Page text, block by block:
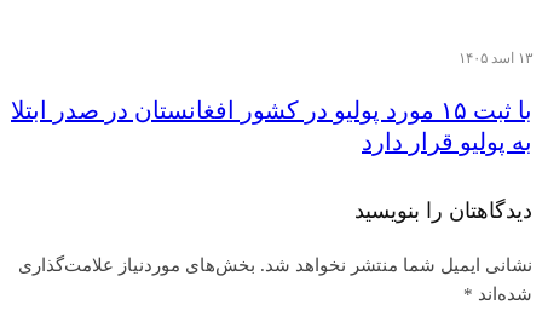
۱۳ اسد ۱۴۰۵
با ثبت ۱۵ مورد پولیو در کشور افغانستان در صدر ابتلا
به پولیو قرار دارد
دیدگاهتان را بنویسید
نشانی ایمیل شما منتشر نخواهد شد. بخش‌های موردنیاز علامت‌گذاری
شده‌اند *